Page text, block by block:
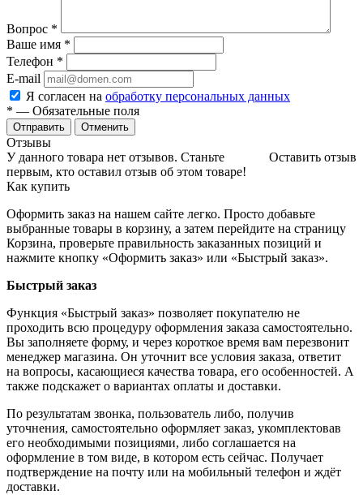
Вопрос *
Ваше имя *
Телефон *
E-mail
Я согласен на обработку персональных данных
* — Обязательные поля
Отменить
Отзывы
Оставить отзыв
У данного товара нет отзывов. Станьте
первым, кто оставил отзыв об этом товаре!
Как купить
Оформить заказ на нашем сайте легко. Просто добавьте
выбранные товары в корзину, а затем перейдите на страницу
Корзина, проверьте правильность заказанных позиций и
нажмите кнопку «Оформить заказ» или «Быстрый заказ».
Быстрый заказ
Функция «Быстрый заказ» позволяет покупателю не
проходить всю процедуру оформления заказа самостоятельно.
Вы заполняете форму, и через короткое время вам перезвонит
менеджер магазина. Он уточнит все условия заказа, ответит
на вопросы, касающиеся качества товара, его особенностей. А
также подскажет о вариантах оплаты и доставки.
По результатам звонка, пользователь либо, получив
уточнения, самостоятельно оформляет заказ, укомплектовав
его необходимыми позициями, либо соглашается на
оформление в том виде, в котором есть сейчас. Получает
подтверждение на почту или на мобильный телефон и ждёт
доставки.